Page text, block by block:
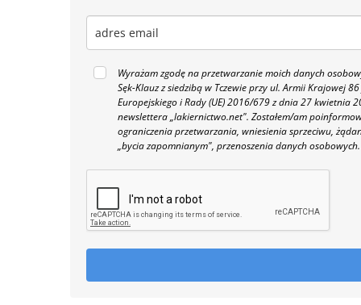
Wyrażam zgodę na przetwarzanie moich danych
Sęk-Klauz z siedzibą w Tczewie przy ul. Armii Krajowej
Europejskiego i Rady (UE) 2016/679 z dnia 27 kwietnia
newslettera „lakiernictwo.net". Zostałem/am
ograniczenia przetwarzania, wniesienia sprzeciwu,
„bycia zapomnianym", przenoszenia danych osobowych.